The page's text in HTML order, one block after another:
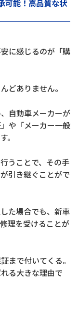
可能！高品質な状
に感じるのが「購
どありません。
自動車メーカーが
や「メーカー一般
。
うことで、その手
引き継ぐことがで
た場合でも、新車
理を受けることが
まで付いてくる。
る大きな理由で